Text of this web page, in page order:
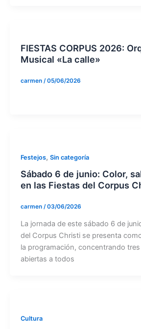
FIESTAS CORPUS 2026:
Musical «La calle»
carmen /05/06/2026
Festejos, Sin categoría
Sábado 6 de junio: Color,
en las Fiestas del Corpus
carmen /03/06/2026
La jornada de este sábado 6 de
del Corpus Christi se presenta
la programación, concentrando
abiertas a todos
Cultura